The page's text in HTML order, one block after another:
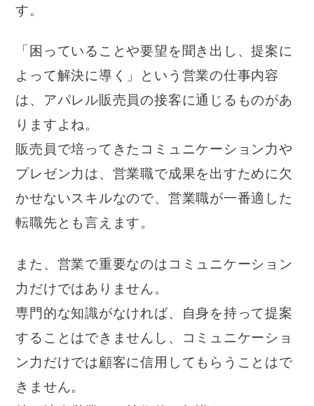
す。
「困っていることや要望を聞き出し、提案に
よって解決に導く」という営業の仕事内容
は、アパレル販売員の接客に通じるものがあ
りますよね。
販売員で培ってきたコミュニケーション力や
プレゼン力は、営業職で成果を出すために欠
かせないスキルなので、営業職が一番適した
転職先とも言えます。
また、営業で重要なのはコミュニケーション
力だけではありません。
専門的な知識がなければ、自身を持って提案
することはできませんし、コミュニケーショ
ン力だけでは顧客に信用してもらうことはで
きません。